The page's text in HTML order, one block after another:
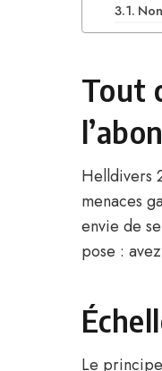
Tout
Helldivers
menaces
envie de
pose :
Le